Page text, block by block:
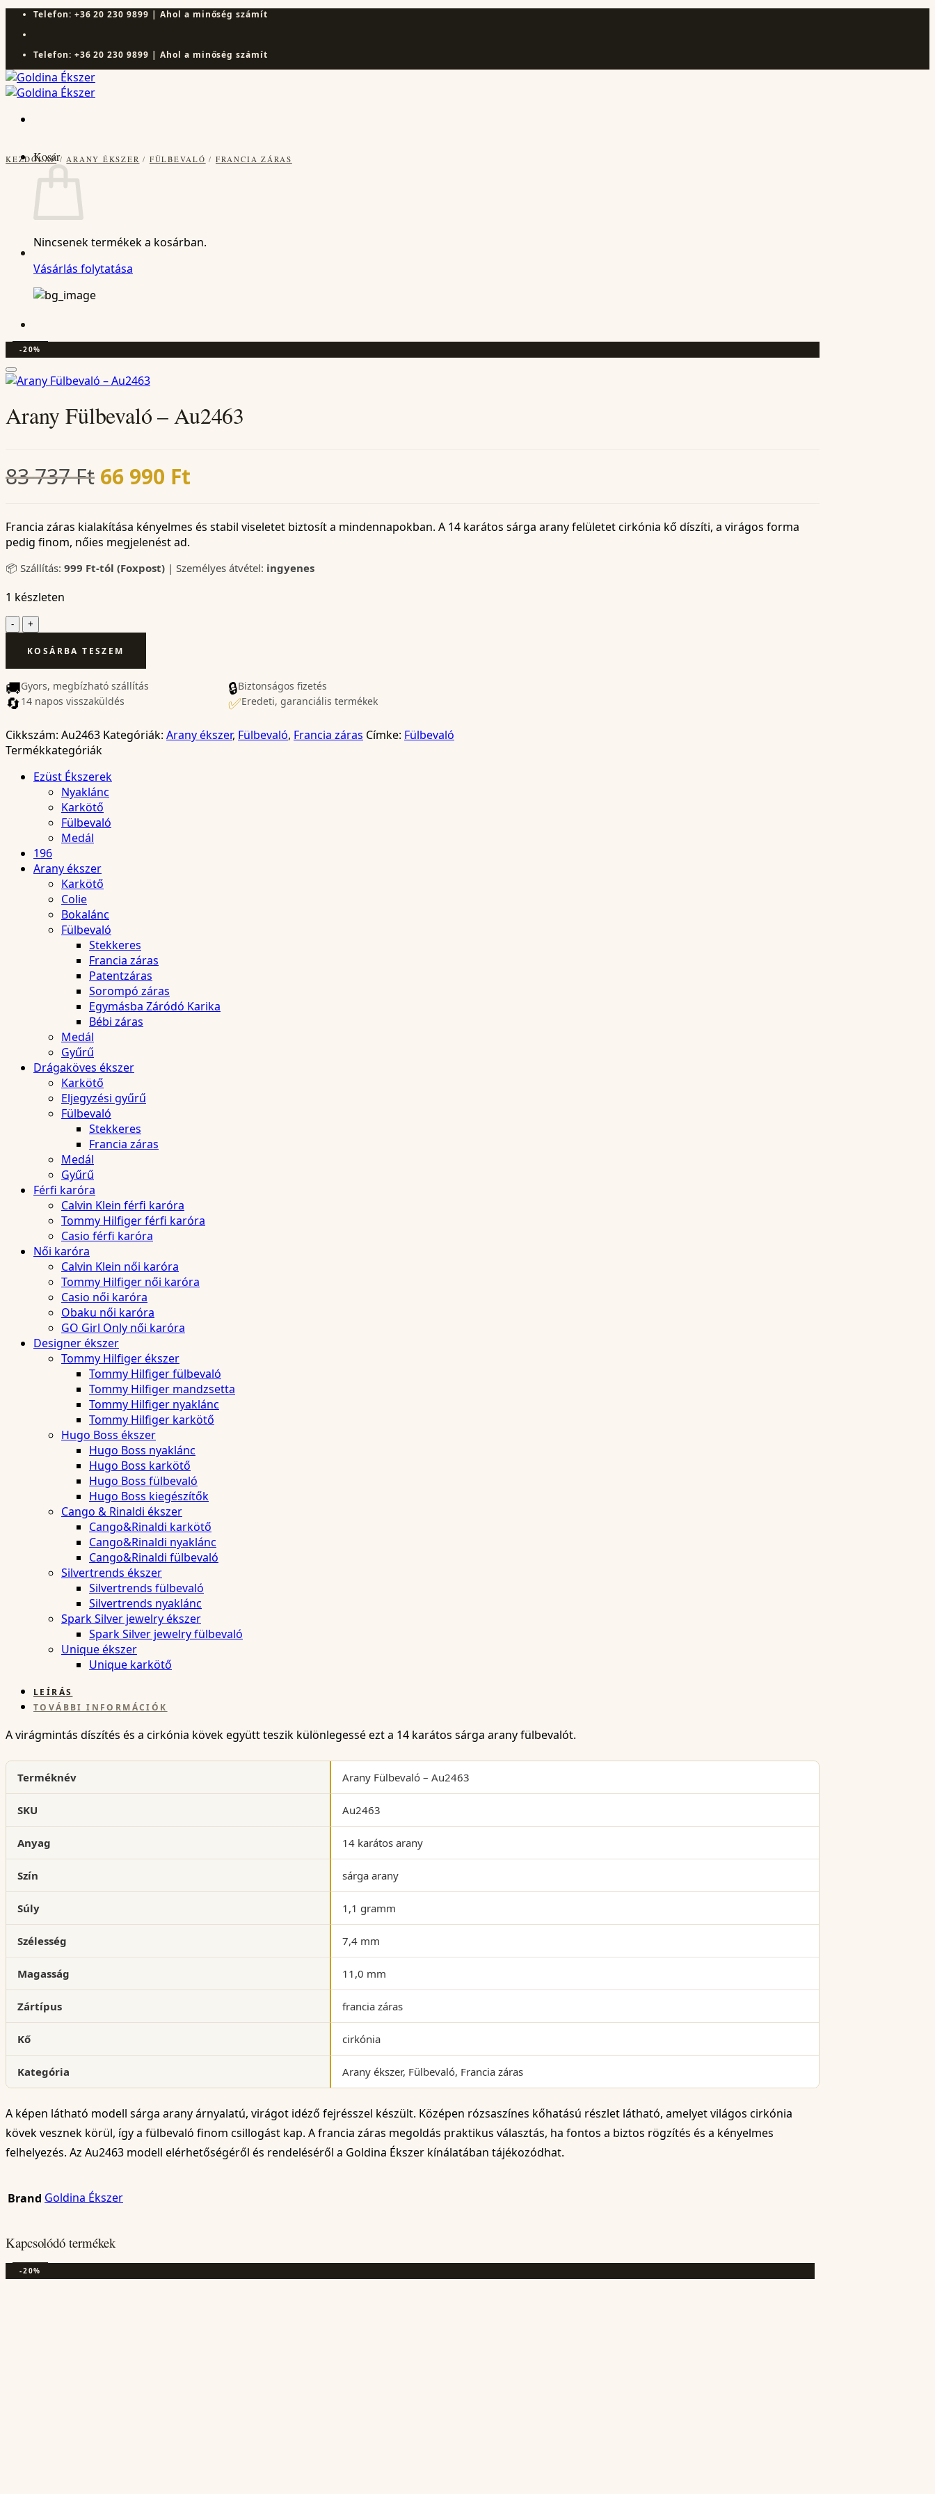
Skip
Telefon: +36 20 230 9899 | Ahol a minőség számít
Telefon: +36 20 230 9899 | Ahol a minőség számít
Kosár
Nincsenek termékek a kosárban.
Vásárlás folytatása
KEZDŐLAP / ARANY ÉKSZER / FÜLBEVALÓ / FRANCIA ZÁRAS
-20%
Arany Fülbevaló – Au2463
83 737Ft Original
was:
83
66 990 Ft
is:
66
Francia záras kialakítása kényelmes és stabil viseletet biztosít a mindennapokban. A 14 karátos sárga arany felületet cirkónia kő díszíti, a virágos forma
pedig finom, nőies megjelenést ad.
📦 Szállítás: 999 Ft-tól (Foxpost) | Személyes átvétel: ingyenes
1 készleten
Arany
Au2463
mennyiség
KOSÁRBA TESZEM
🚚Gyors, megbízható szállítás 🔒Biztonságos fizetés
🔄14 napos visszaküldés ✅Eredeti, garanciális termékek
Cikkszám: Au2463 Kategóriák: Arany ékszer, Fülbevaló, Francia záras Címke: Fülbevaló
Termékkategóriák
Ezüst Ékszerek
Nyaklánc
Karkötő
Fülbevaló
Medál
196
Arany ékszer
Karkötő
Colie
Bokalánc
Fülbevaló
Stekkeres
Francia záras
Patentzáras
Sorompó záras
Egymásba Záródó Karika
Bébi záras
Medál
Gyűrű
Drágaköves ékszer
Karkötő
Eljegyzési gyűrű
Fülbevaló
Stekkeres
Francia záras
Medál
Gyűrű
Férfi karóra
Calvin Klein férfi karóra
Tommy Hilfiger férfi karóra
Casio férfi karóra
Női karóra
Calvin Klein női karóra
Tommy Hilfiger női karóra
Casio női karóra
Obaku női karóra
GO Girl Only női karóra
Designer ékszer
Tommy Hilfiger ékszer
Tommy Hilfiger fülbevaló
Tommy Hilfiger mandzsetta
Tommy Hilfiger nyaklánc
Tommy Hilfiger karkötő
Hugo Boss ékszer
Hugo Boss nyaklánc
Hugo Boss karkötő
Hugo Boss fülbevaló
Hugo Boss kiegészítők
Cango & Rinaldi ékszer
Cango&Rinaldi karkötő
Cango&Rinaldi nyaklánc
Cango&Rinaldi fülbevaló
Silvertrends ékszer
Silvertrends fülbevaló
Silvertrends nyaklánc
Spark Silver jewelry ékszer
Spark Silver jewelry fülbevaló
Unique ékszer
Unique karkötő
LEÍRÁS
TOVÁBBI INFORMÁCIÓK
A virágmintás díszítés és a cirkónia kövek együtt teszik különlegessé ezt a 14 karátos sárga arany fülbevalót.
Terméknév Arany Fülbevaló – Au2463
SKU Au2463
Anyag 14 karátos arany
Szín sárga arany
Súly 1,1 gramm
Szélesség 7,4 mm
Magasság 11,0 mm
Zártípus francia záras
Kő cirkónia
Kategória Arany ékszer, Fülbevaló, Francia záras
A képen látható modell sárga arany árnyalatú, virágot idéző fejrésszel készült. Középen rózsaszínes kőhatású részlet látható, amelyet világos cirkónia
kövek vesznek körül, így a fülbevaló finom csillogást kap. A francia záras megoldás praktikus választás, ha fontos a biztos rögzítés és a kényelmes
felhelyezés. Az Au2463 modell elérhetőségéről és rendeléséről a Goldina Ékszer kínálatában tájékozódhat.
Brand Goldina Ékszer
Kapcsolódó termékek
-20%